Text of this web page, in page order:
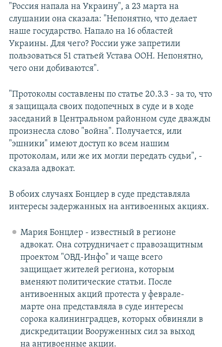
"Россия напала на Украину", а 23 марта на
слушании она сказала: "Непонятно, что делает
наше государство. Напало на 16 областей
Украины. Для чего? России уже запретили
пользоваться 51 статьей Устава ООН. Непонятно,
чего они добиваются".
"Протоколы составлены по статье 20.3.3 - за то, что
я защищала своих подопечных в суде и в ходе
заседаний в Центральном районном суде дважды
произнесла слово "война". Получается, или
"эшники" имеют доступ ко всем нашим
протоколам, или же их могли передать судьи", -
сказала адвокат.
В обоих случаях Бонцлер в суде представляла
интересы задержанных на антивоенных акциях.
Мария Бонцлер - известный в регионе
адвокат. Она сотрудничает с правозащитным
проектом "ОВД-Инфо" и чаще всего
защищает жителей региона, которым
вменяют политические статьи. После
антивоенных акций протеста у феврале-
марте она представляла в суде интересы
сорока калининградцев, которых обвиняли в
дискредитации Вооруженных сил за выход
на антивоенные акции.